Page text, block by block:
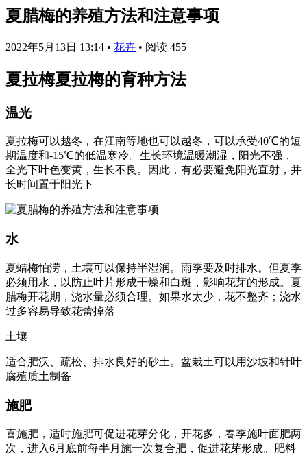
夏腊梅的养殖方法和注意事项
2022年5月13日 13:14 • 花卉 • 阅读 455
夏拉梅夏拉梅的育种方法
温光
夏拉梅可以越冬，在江南等地也可以越冬，可以承受40℃的短
期温度和-15℃的低温寒冷。生长环境温暖潮湿，阳光不强，
全光下叶色变黄，生长不良。因此，有必要避免阳光直射，并
长时间置于阳光下
水
夏蜡梅怕涝，土壤可以保持半湿润。雨季要及时排水。但夏季
必须用水，以防止叶片形成干燥和白斑，影响花芽的形成。夏
腊梅开花期，浇水量必须合理。如果水太少，花不整齐；浇水
过多容易导致花蕾掉落
土壤
适合肥沃、疏松、排水良好的砂土。盆栽土可以用沙坡和针叶
腐殖质土制备
施肥
喜施肥，适时施肥可促进花芽分化，开花多，春季施叶面肥两
次，进入6月底前每半月施一次复合肥，促进花芽形成。肥料